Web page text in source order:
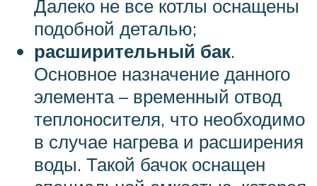
Далеко не все котлы оснащены
подобной деталью;
расширительный бак.
Основное назначение данного
элемента – временный отвод
теплоносителя, что необходимо
в случае нагрева и расширения
воды. Такой бачок оснащен